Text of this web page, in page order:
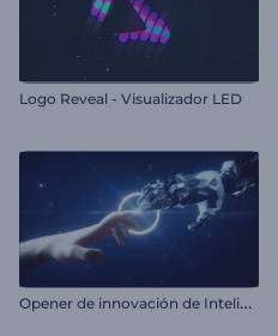
Logo Reveal - Visualizador LED
O
pener de innovación de Inteligencia Artificial